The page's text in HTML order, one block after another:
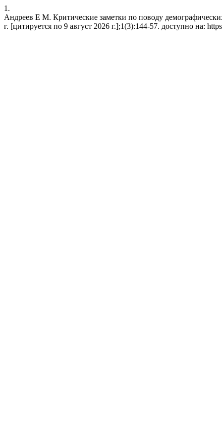
1.
Андреев Е М. Критические заметки по поводу
г. [цитируется по 9 август 2026 г.];1(3):144-57. доступно на: